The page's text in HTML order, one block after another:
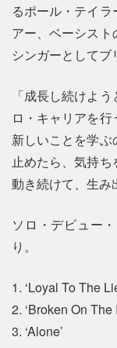
るポール・テイ
アー、ベーシス
シンガーとしてブ
「成長し続けよ
ロ・キャリアを行
新しいことを学
止めたら、気持ち
動き続けて、生み
ソロ・デビュー
り。
1. ‘Loyal To The
2. ‘Broken On The
3. ‘Alone’